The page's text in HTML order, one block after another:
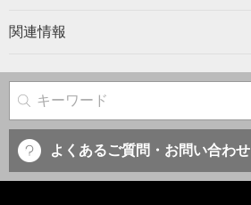
関連情報
サイト内検索
よくあるご質問・お問い合わせ